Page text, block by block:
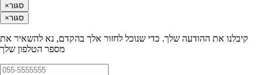
×סגור
×סגור
קיבלנו את ההודעה שלך. כדי שנוכל לחזור אלך בהקדם, נא להשאיר את
מספר הטלפון שלך